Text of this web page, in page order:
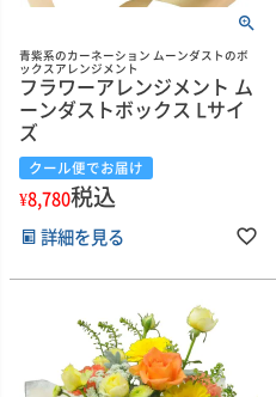
青紫系のカーネーション ムーンダストのボ
ックスアレンジメント
フラワーアレンジメント ム
ーンダストボックス Lサイ
ズ
クール便でお届け
¥8,780税込
詳細を見る